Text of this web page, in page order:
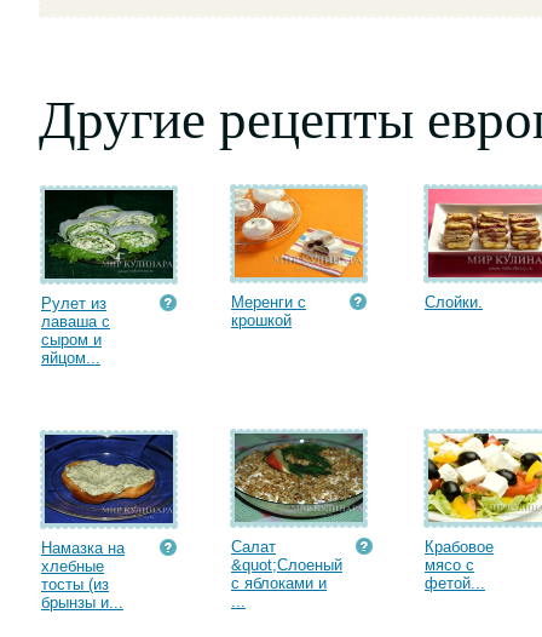
Другие рецепты
Рулет из
лаваша с
сыром и
яйцом...
Меренги с
крошкой
Слойки.
Намазка на
хлебные
тосты (из
брынзы и...
Салат
&quot;Слоеный
с яблоками и
...
Крабовое
мясо с
фетой...